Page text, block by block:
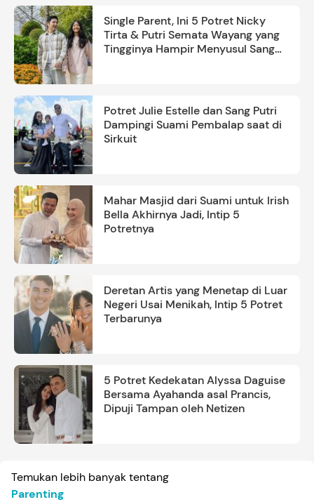
Single Parent, Ini 5 Potret Nicky
Tirta & Putri Semata Wayang yang
Tingginya Hampir Menyusul Sang
Potret Julie Estelle dan Sang Putri
Dampingi Suami Pembalap saat di
Sirkuit
Mahar Masjid dari Suami untuk Irish
Bella Akhirnya Jadi, Intip 5
Potretnya
Deretan Artis yang Menetap di Luar
Negeri Usai Menikah, Intip 5 Potret
Terbarunya
5 Potret Kedekatan Alyssa Daguise
Bersama Ayahanda asal Prancis,
Dipuji Tampan oleh Netizen
Temukan lebih banyak tentang
Parenting